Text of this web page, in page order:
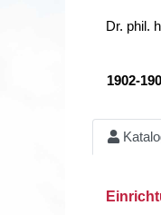
Dr. phil.
1902-